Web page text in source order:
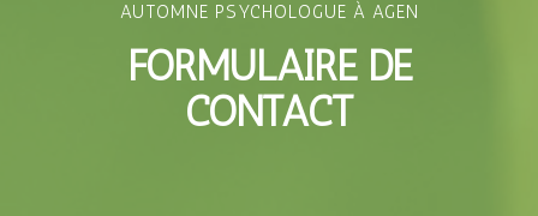
AUTOMNE PSYCHOLOGUE À AGEN
FORMULAIRE DE
CONTACT